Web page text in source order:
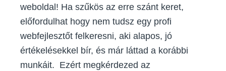
weboldal! Ha szűkös az erre szánt keret,
előfordulhat hogy nem tudsz egy profi
webfejlesztőt felkeresni, aki alapos, jó
értékelésekkel bír, és már láttad a korábbi
munkáit. Ezért megkérdezed az